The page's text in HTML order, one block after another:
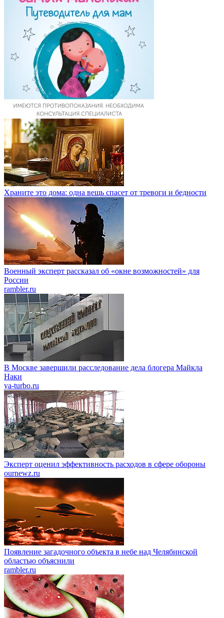
Храните это дома: одна вещь спасет от тревоги и бедности
Военный эксперт рассказал об «окне возможностей» для
России
rambler.ru
В Москве завершили расследование дела блогера Майкла
Наки
ya-turbo.ru
Эксперт оценил эффективность расходов в сфере обороны
ournewz.ru
Появление загадочного объекта в небе над Челябинской
областью объяснили
rambler.ru